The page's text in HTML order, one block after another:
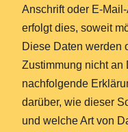
Anschrift oder E-
erfolgt dies, soweit
Diese Daten werden
Zustimmung nicht an
nachfolgende
darüber, wie dieser
und welche Art von